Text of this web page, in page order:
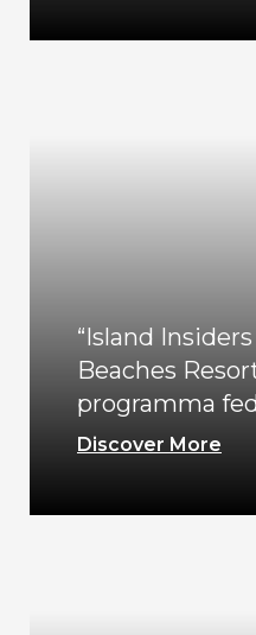
“Island
Beaches
programma
Discover More